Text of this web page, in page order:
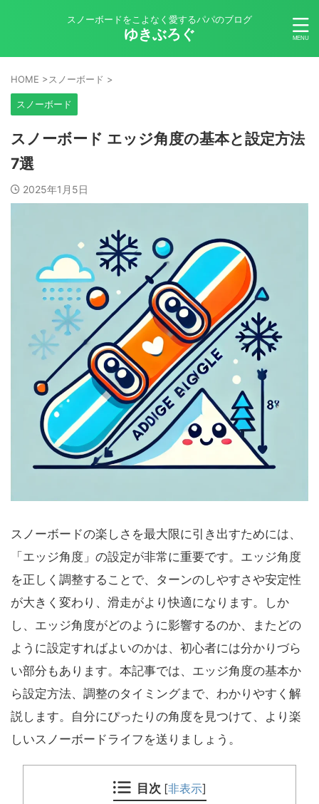
スノーボードをこよなく愛するパパのブログ
ゆきぶろぐ
HOME >スノーボード >
スノーボード
スノーボード エッジ角度の基本と設定方法
7選
2025年1月5日
スノーボードの楽しさを最大限に引き出すためには、
「エッジ角度」の設定が非常に重要です。エッジ角度
を正しく調整することで、ターンのしやすさや安定性
が大きく変わり、滑走がより快適になります。しか
し、エッジ角度がどのように影響するのか、またどの
ように設定すればよいのかは、初心者には分かりづら
い部分もあります。本記事では、エッジ角度の基本か
ら設定方法、調整のタイミングまで、わかりやすく解
説します。自分にぴったりの角度を見つけて、より楽
しいスノーボードライフを送りましょう。
目次 [非表示]